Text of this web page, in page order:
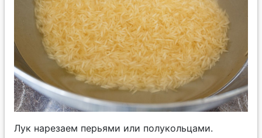
Лук нарезаем перьями или полукольцами.